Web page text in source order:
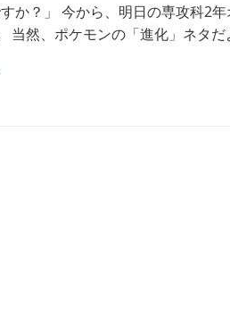
か？」 今から、明日の専攻科2
当然、ポケモンの「進化」ネタだ